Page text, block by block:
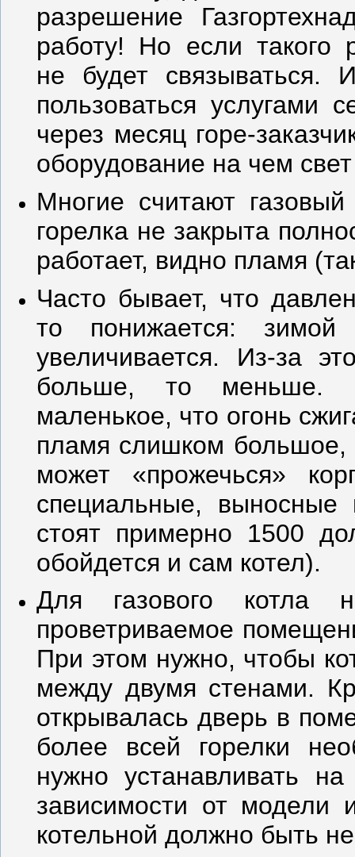
разрешение
работу! Но если такого
не будет связываться.
пользоваться услугами
через месяц горе-
оборудование на чем свет
Многие считают
горелка не закрыта
работает, видно пламя
Часто бывает, что
то понижается: зимой
увеличивается. Из-за
больше, то меньше.
маленькое, что огонь
пламя слишком большое,
может «прожечься»
специальные, выносные
стоят примерно 1500
обойдется и сам котел).
Для газового котла
проветриваемое
При этом нужно, чтобы
между двумя стенами.
открывалась дверь в
более всей горелки
нужно устанавливать
зависимости от
котельной должно быть